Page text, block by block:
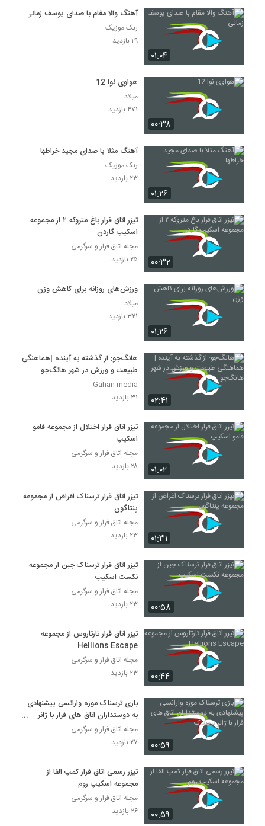
۰۱:۰۴
آهنگ والا مقام با صدای یوسف زمانی
ربک موزیک
۲۹ بازدید
۰۰:۳۸
هواوی نوا 12
میلاد
۴۷۱ بازدید
۰۱:۲۶
آهنگ مثلا با صدای مجید خراطها
ربک موزیک
۲۳ بازدید
۰۰:۳۲
تیزر اتاق فرار باغ متروکه ۲ از مجموعه
اسکیپ گاردن
مجله اتاق فرار و سرگرمی
۲۵ بازدید
۰۱:۲۶
ورزش‌های روزانه برای کاهش وزن
میلاد
۳۲۱ بازدید
۰۲:۴۱
هانگ‌جو: از گذشته به آینده |هماهنگی
طبیعت و ورزش در شهر هانگ‌جو
Gahan media
۳۱ بازدید
۰۱:۰۲
تیزر اتاق فرار اختلال از مجموعه فامو
اسکیپ
مجله اتاق فرار و سرگرمی
۲۸ بازدید
۰۱:۳۱
تیزر اتاق فرار ترسناک اغراض از مجموعه
پنتاگون
مجله اتاق فرار و سرگرمی
۲۳ بازدید
۰۰:۵۸
تیزر اتاق فرار ترسناک جبن از مجموعه
نکست اسکیپ
مجله اتاق فرار و سرگرمی
۲۳ بازدید
۰۰:۴۴
تیزر اتاق فرار تارتاروس از مجموعه
Hellions Escape
مجله اتاق فرار و سرگرمی
۲۳ بازدید
۰۰:۵۹
بازی ترسناک موزه وارانسی پیشنهادی
به دوستداران اتاق های فرار با ژانر
ترسناک
مجله اتاق فرار و سرگرمی
۲۷ بازدید
۰۰:۵۹
تیزر رسمی اتاق فرار کمپ الفا از
مجموعه اسکیپ روم
مجله اتاق فرار و سرگرمی
۲۶ بازدید